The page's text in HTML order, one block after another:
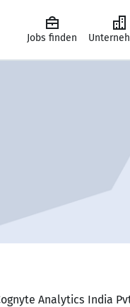
Jobs finden
Analytics India